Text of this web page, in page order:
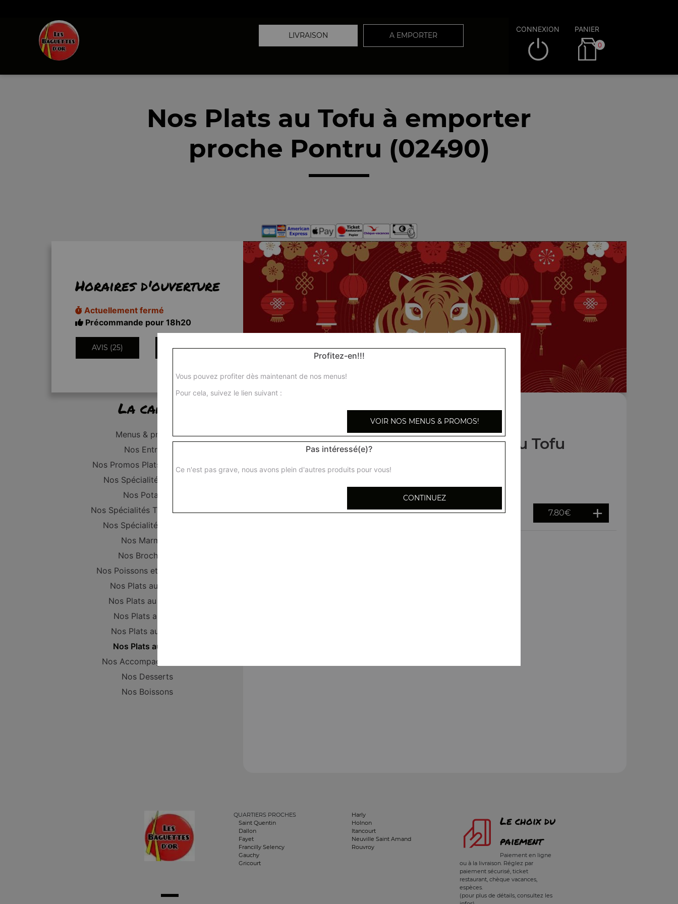
LIVRAISON A EMPORTER
CONNEXION PANIER
0
Nos Plats au Tofu à emporter
proche Pontru (02490)
Horaires d'ouverture
Actuellement fermé
Précommande pour 18h20
AVIS (25) INFORMATIONS
La carte
Menus & promos
Nos Entrées
Nos Promos Plats Composer
Nos Spécialités vapeur
Nos Potages
Nos Spécialités Thaïlandaises
Nos Spécialités Maison
Nos Marmites
Nos Brochettes
Nos Poissons et Crustacés
Nos Plats au Poulet
Nos Plats au Canard
Nos Plats au Porc
Nos Plats au Boeuf
Nos Plats au Tofu
Nos Accompagnements
Nos Desserts
Nos Boissons
Nos Plats au Tofu
Tofu frit à la sauce piquante 78 7.80€
QUARTIERS PROCHES
Saint Quentin
Dallon
Fayet
Francilly Selency
Gauchy
Gricourt
Harly
Holnon
Itancourt
Neuville Saint Amand
Rouvroy
Le choix du
paiement
Paiement en ligne
ou à la livraison. Réglez par
paiement sécurisé, ticket
restaurant, chèque vacances,
espèces.
(pour plus de détails, consultez les
Profitez-en!!!
Vous pouvez profiter dès maintenant de nos menus!
Pour cela, suivez le lien suivant :
VOIR NOS MENUS & PROMOS!
Pas intéressé(e)?
Ce n'est pas grave, nous avons plein d'autres produits pour vous!
CONTINUEZ